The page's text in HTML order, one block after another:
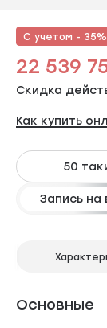
С учетом - 35%
22 539
Скидка
Как купить
50
Запись на
Основные